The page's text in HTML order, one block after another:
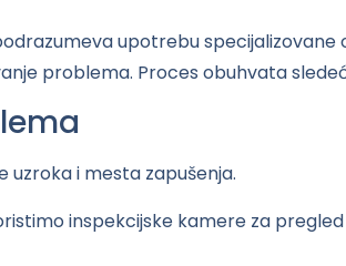
upotrebu
problema. Proces obuhvata
uzroka i mesta zapušenja.
inspekcijske kamere za